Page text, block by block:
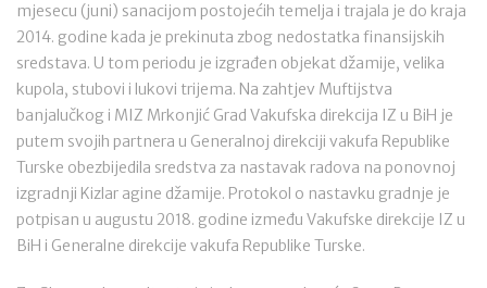
mjesecu (juni) sanacijom postojećih temelja i trajala je do kraja
2014. godine kada je prekinuta zbog nedostatka finansijskih
sredstava. U tom periodu je izgrađen objekat džamije, velika
kupola, stubovi i lukovi trijema. Na zahtjev Muftijstva
banjalučkog i MIZ Mrkonjić Grad Vakufska direkcija IZ u BiH je
putem svojih partnera u Generalnoj direkciji vakufa Republike
Turske obezbijedila sredstva za nastavak radova na ponovnoj
izgradnji Kizlar agine džamije. Protokol o nastavku gradnje je
potpisan u augustu 2018. godine između Vakufske direkcije IZ u
BiH i Generalne direkcije vakufa Republike Turske.